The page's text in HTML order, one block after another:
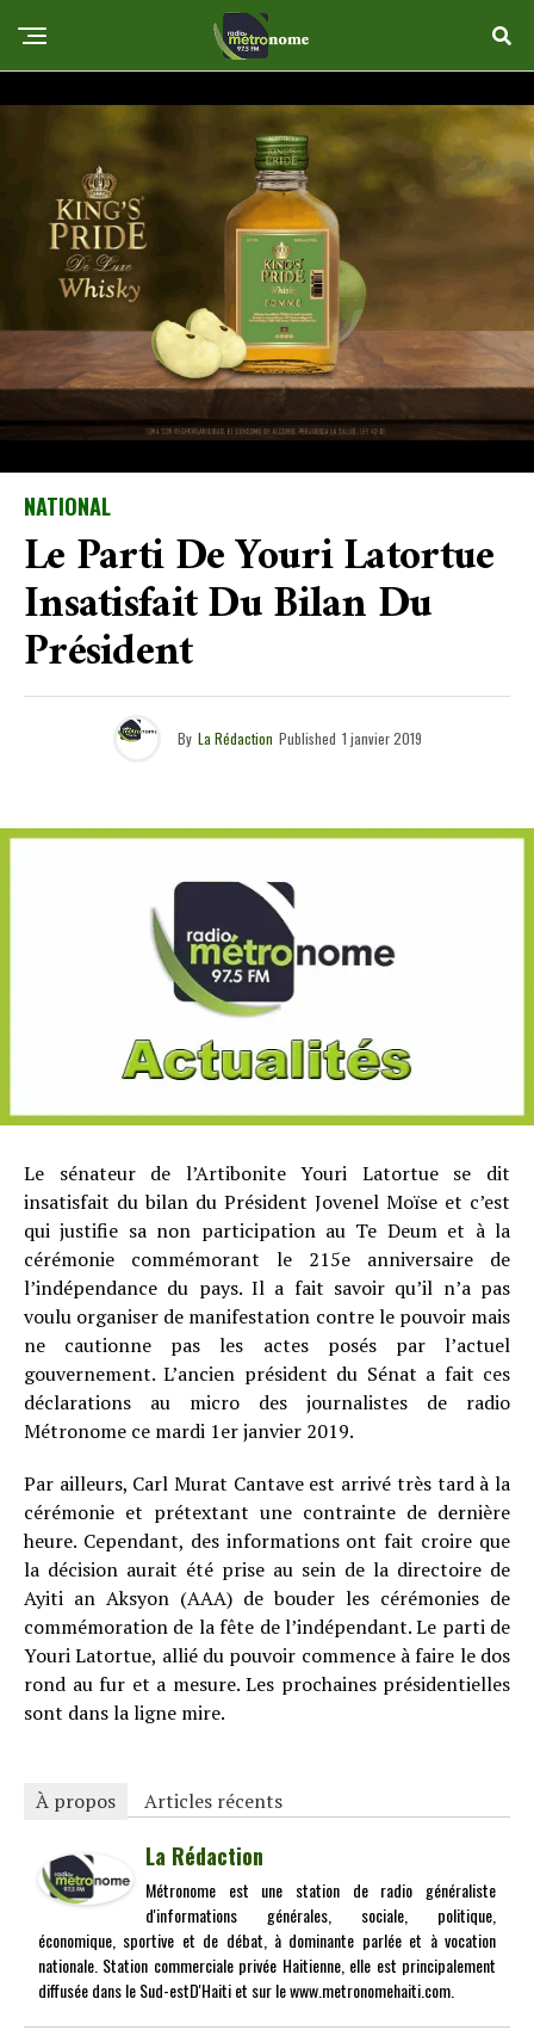
NATIONAL
Le Parti De Youri Latortue
Insatisfait Du Bilan Du
Président
By La Rédaction Published 1 janvier 2019
Le sénateur de l’Artibonite Youri Latortue se dit
insatisfait du bilan du Président Jovenel Moïse et c’est
qui justifie sa non participation au Te Deum et à la
cérémonie commémorant le 215e anniversaire de
l’indépendance du pays. Il a fait savoir qu’il n’a pas
voulu organiser de manifestation contre le pouvoir mais
ne cautionne pas les actes posés par l’actuel
gouvernement. L’ancien président du Sénat a fait ces
déclarations au micro des journalistes de radio
Métronome ce mardi 1er janvier 2019.
Par ailleurs, Carl Murat Cantave est arrivé très tard à la
cérémonie et prétextant une contrainte de dernière
heure. Cependant, des informations ont fait croire que
la décision aurait été prise au sein de la directoire de
Ayiti an Aksyon (AAA) de bouder les cérémonies de
commémoration de la fête de l’indépendant. Le parti de
Youri Latortue, allié du pouvoir commence à faire le dos
rond au fur et a mesure. Les prochaines présidentielles
sont dans la ligne mire.
À propos Articles récents
La Rédaction
Métronome est une station de radio généraliste
d'informations générales, sociale, politique,
économique, sportive et de débat, à dominante parlée et à vocation
nationale. Station commerciale privée Haitienne, elle est principalement
diffusée dans le Sud-estD'Haiti et sur le www.metronomehaiti.com.